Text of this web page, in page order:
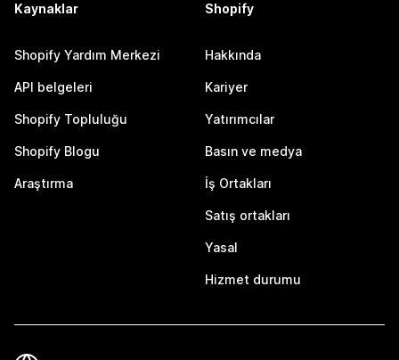
Kaynaklar
Shopify Yardım Merkezi
API belgeleri
Shopify Topluluğu
Shopify Blogu
Araştırma
Shopify
Hakkında
Kariyer
Yatırımcılar
Basın ve medya
İş Ortakları
Satış ortakları
Yasal
Hizmet durumu